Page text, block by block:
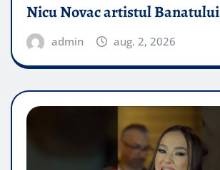
Nicu Novac artistul Banatului
admin aug. 2, 2026